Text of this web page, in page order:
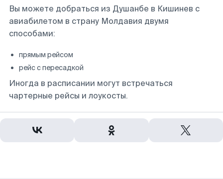
Вы можете добраться из Душанбе в Кишинев с
авиабилетом в страну Молдавия двумя
способами:
прямым рейсом
рейс с пересадкой
Иногда в расписании могут встречаться
чартерные рейсы и лоукосты.